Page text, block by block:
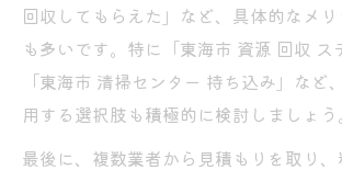
回収してもらえた」など、具体的なメ
も多いです。特に「東海市 資源 回収 ス
「東海市 清掃センター 持ち込み」など
用する選択肢も積極的に検討しましょう。
最後に、複数業者から見積もりを取り